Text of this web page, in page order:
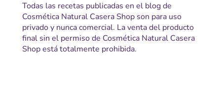
Todas las recetas publicadas en el blog de
Cosmética Natural Casera Shop son para uso
privado y nunca comercial. La venta del producto
final sin el permiso de Cosmética Natural Casera
Shop está totalmente prohibida.